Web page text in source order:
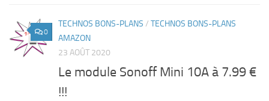
0
TECHNOS BONS-PLANS / TECHNOS BONS-PLANS
AMAZON
23 AOÛT 2020
Le module Sonoff Mini 10A à 7.99 €
!!!